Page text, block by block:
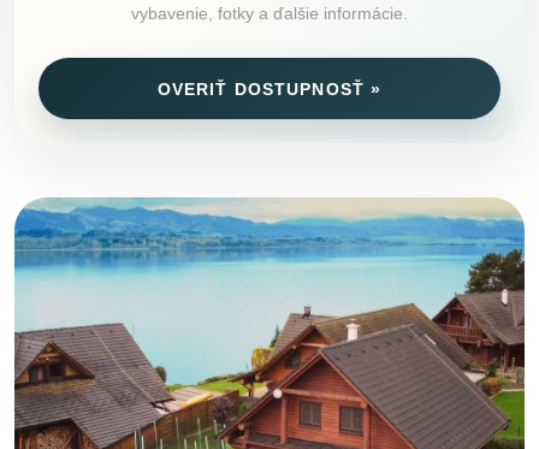
vybavenie, fotky a ďalšie informácie.
OVERIŤ DOSTUPNOSŤ »